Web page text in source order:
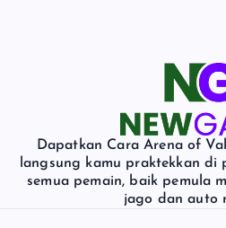
Dapatkan Cara Arena of
langsung kamu praktekkan di
semua pemain, baik pemula
jago dan auto